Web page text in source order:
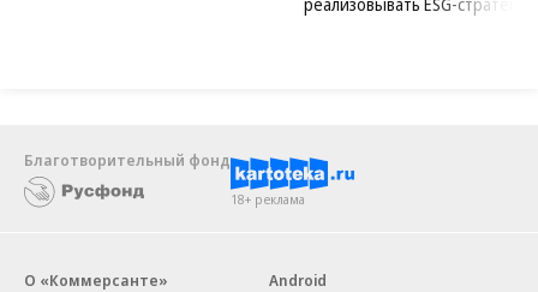
Благотворительный фонд
18+ реклама
О «Коммерсанте»
Android